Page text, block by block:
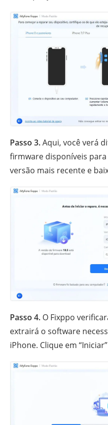
Passo 3.Aqui, você verá
firmware disponíveis
versão mais recente e
Passo 4. O Fixppo
extrairá o software
iPhone. Clique em